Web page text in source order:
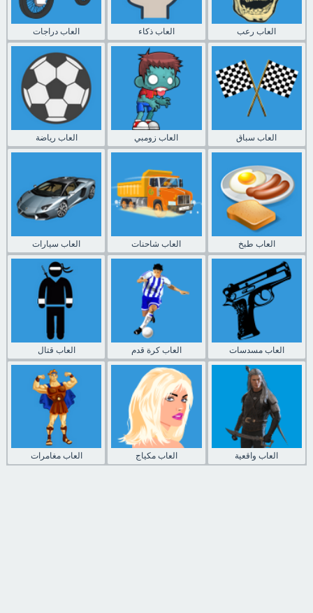
العاب دراجات العاب ذكاء العاب رعب
العاب رياضة العاب زومبي العاب سباق
العاب سيارات العاب شاحنات العاب طبخ
العاب قتال العاب كرة قدم العاب مسدسات
العاب مغامرات العاب مكياج العاب واقعية